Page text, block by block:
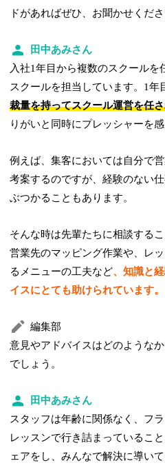
ドがあればぜひ、お聞かせくださ
田中あみさん
入社1年目から複数のスクール
スクールを担当しています。1年
裁量を持ってスクール運営を任
りがいと同時にプレッシャーを
例えば、集客においては自分で
考案するのですが、経験のない
ぶつかることもあります。
そんな時は先輩たちに相談する
営業先のマッピング作業や、レ
るメニューの工夫など、知識と
イスにとても助けられています。
編集部
意見やアドバイスはどのような
でしょう。
田中あみさん
スタッフは年齢に関係なく、フ
レッスンで行き詰まっているこ
ェアをし、みんなで解決に導いて